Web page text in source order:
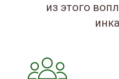
из этого